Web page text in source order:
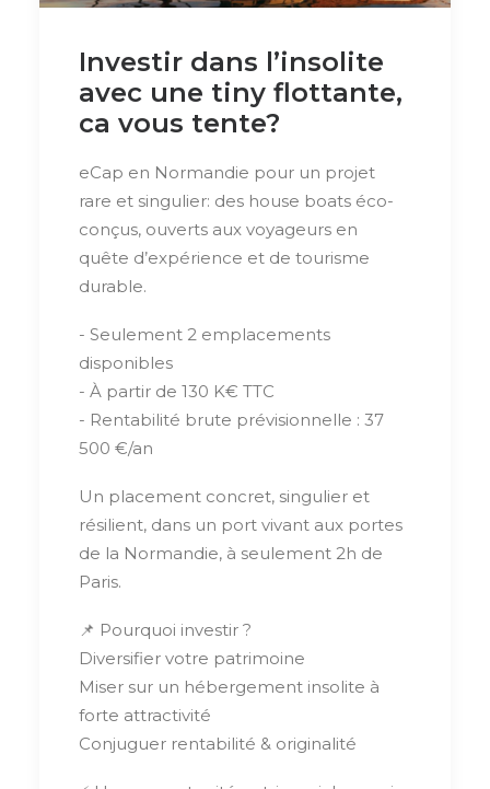
Investir dans l’insolite
avec une tiny flottante,
ca vous tente?
eCap en Normandie pour un projet
rare et singulier: des house boats éco-
conçus, ouverts aux voyageurs en
quête d’expérience et de tourisme
durable.
- Seulement 2 emplacements
disponibles
- À partir de 130 K€ TTC
- Rentabilité brute prévisionnelle : 37
500 €/an
Un placement concret, singulier et
résilient, dans un port vivant aux portes
de la Normandie, à seulement 2h de
Paris.
📌 Pourquoi investir ?
Diversifier votre patrimoine
Miser sur un hébergement insolite à
forte attractivité
Conjuguer rentabilité & originalité